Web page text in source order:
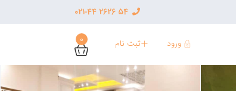
54 2626 021-44
0 ورود ثبت نام